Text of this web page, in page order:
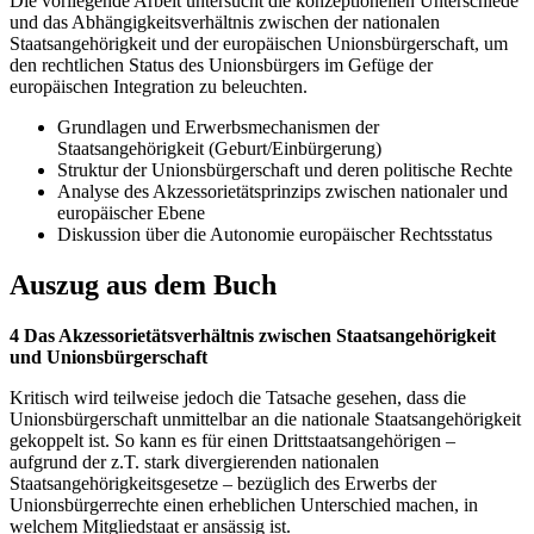
und das Abhängigkeitsverhältnis zwischen der nationalen
Staatsangehörigkeit und der europäischen Unionsbürgerschaft, um
den rechtlichen Status des Unionsbürgers im Gefüge der
europäischen Integration zu beleuchten.
Grundlagen und Erwerbsmechanismen der
Staatsangehörigkeit (Geburt/Einbürgerung)
Struktur der Unionsbürgerschaft und deren politische Rechte
Analyse des Akzessorietätsprinzips zwischen nationaler und
europäischer Ebene
Diskussion über die Autonomie europäischer Rechtsstatus
Auszug aus dem Buch
4 Das Akzessorietätsverhältnis zwischen Staatsangehörigkeit
und Unionsbürgerschaft
Kritisch wird teilweise jedoch die Tatsache gesehen, dass die
Unionsbürgerschaft unmittelbar an die nationale Staatsangehörigkeit
gekoppelt ist. So kann es für einen Drittstaatsangehörigen –
aufgrund der z.T. stark divergierenden nationalen
Staatsangehörigkeitsgesetze – bezüglich des Erwerbs der
Unionsbürgerrechte einen erheblichen Unterschied machen, in
welchem Mitgliedstaat er ansässig ist.